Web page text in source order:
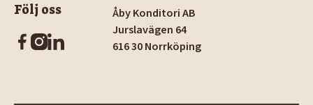
Följ oss
Åby Konditori AB
Jurslavägen 64
616 30 Norrköping